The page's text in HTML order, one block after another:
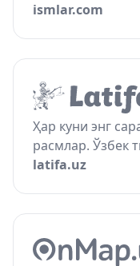
ismlar.com
Ҳар куни энг
расмлар. Ўзбек
latifa.uz